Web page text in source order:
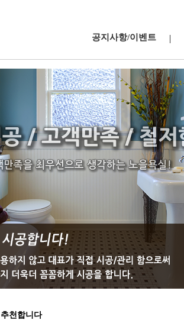
공지사항/이벤트
추천합니다